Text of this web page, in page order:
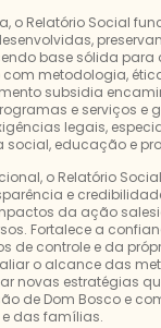
o Relatório Social
base sólida
com metodologia,
subsidia
e serviços e
legais,
social, educação e
o Relatório
e
da ação
Fortalece a
de controle e da
o alcance das
novas estratégias
de Dom Bosco e
das famílias.